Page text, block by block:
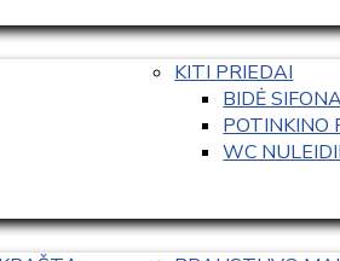
KITI PRIEDAI
BIDĖ
POTINKINO
WC